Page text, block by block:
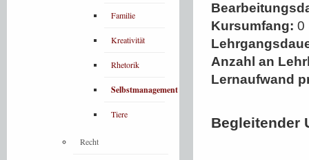
Kursumfang: 0
Anzahl an
Lernaufwand
Begleitender
Familie
Kreativität
Rhetorik
Selbstmanagement
Tiere
Recht